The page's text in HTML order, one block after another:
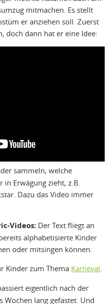
mitmachen. Es stellt
er anziehen soll. Zuerst
doch dann hat er eine Idee:
sammeln, welche
Erwägung zieht, z.B.
Dazu das Video immer
Videos: Der Text fliegt an
alphabetisierte Kinder
oder mitsingen können.
Kinder zum Thema Karneval
eigentlich nach der
Wochen lang gefastet. Und